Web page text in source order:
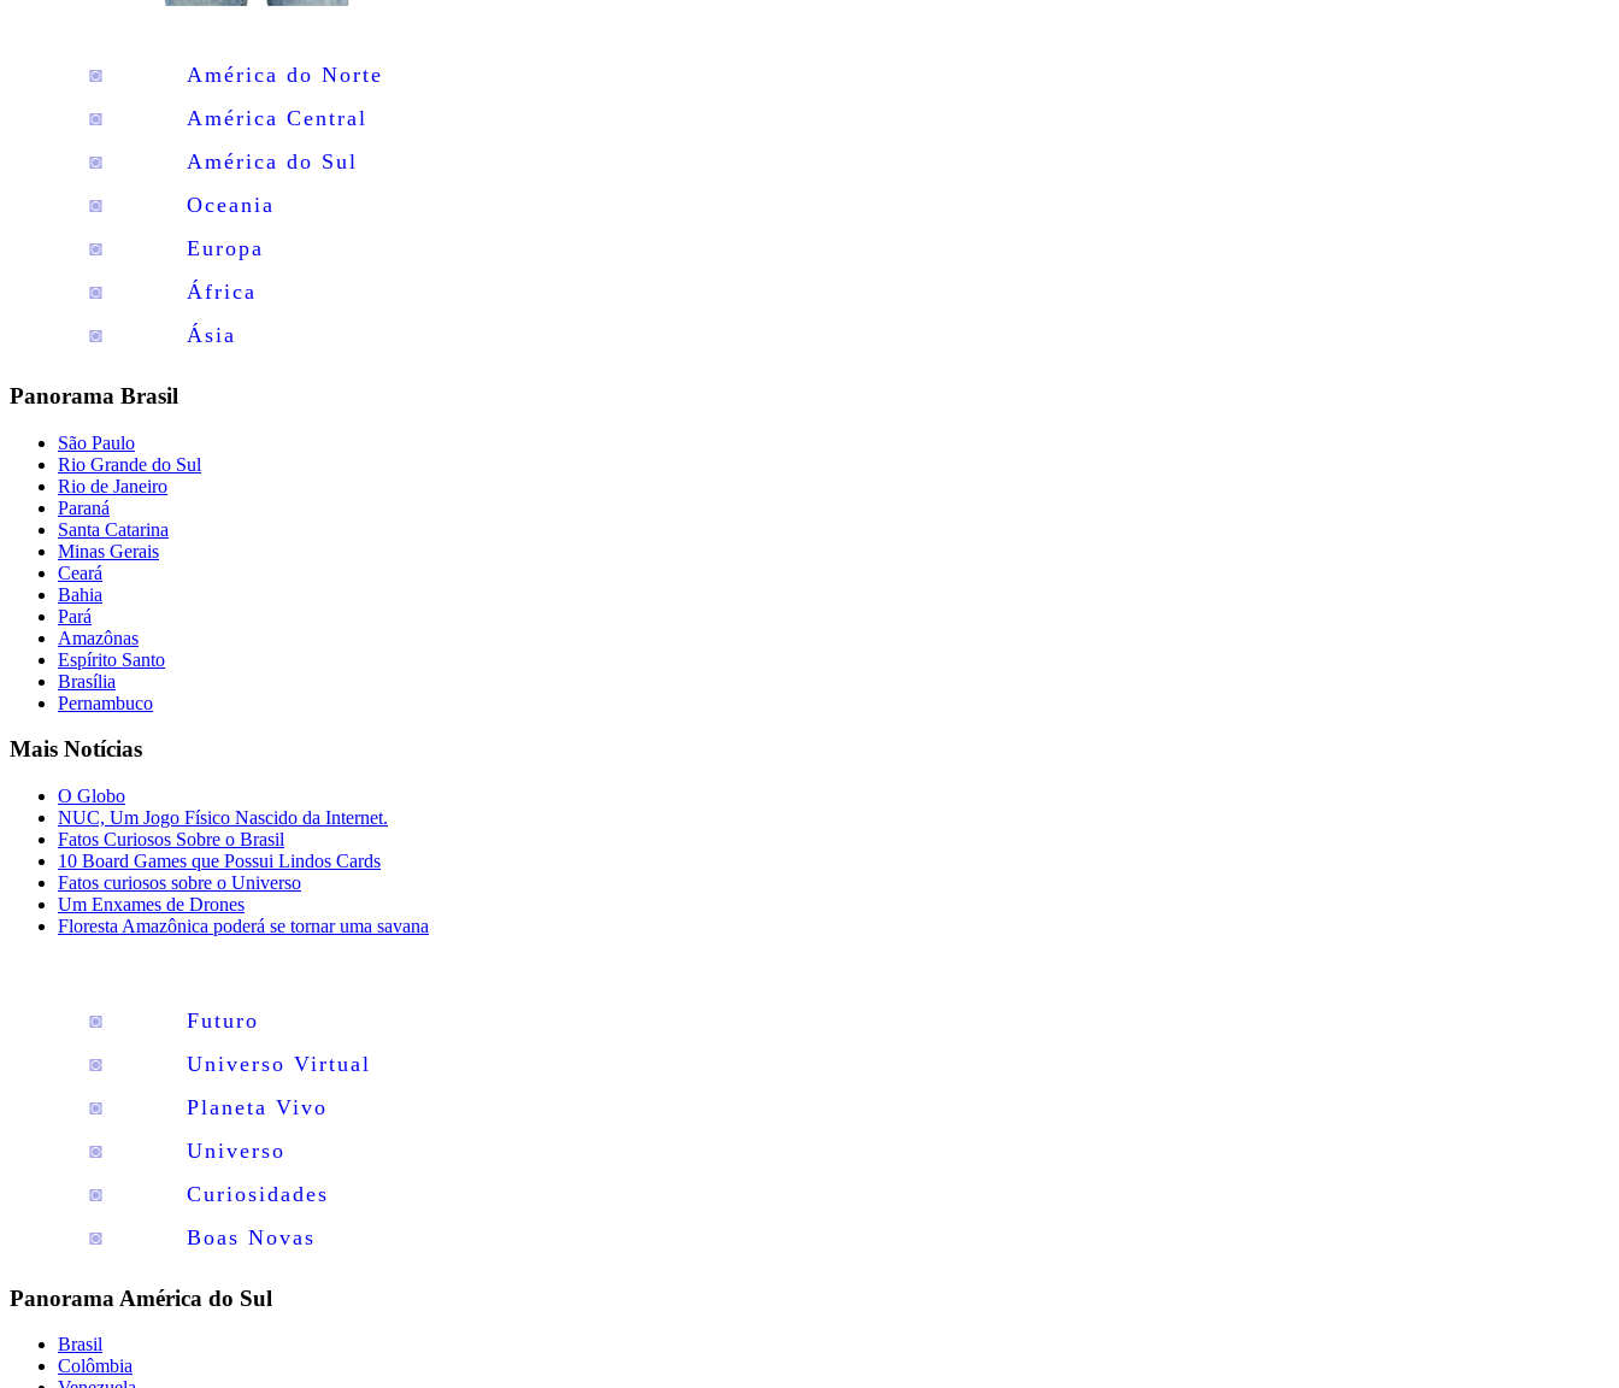
◙
América do Norte
◙
América Central
◙
América do Sul
◙
Oceania
◙
Europa
◙
África
◙
Ásia
Panorama Brasil
São Paulo
Rio Grande do Sul
Rio de Janeiro
Paraná
Santa Catarina
Minas Gerais
Ceará
Bahia
Pará
Amazônas
Espírito Santo
Brasília
Pernambuco
Mais Notícias
O Globo
NUC, Um Jogo Físico Nascido da Internet.
Fatos Curiosos Sobre o Brasil
10 Board Games que Possui Lindos Cards
Fatos curiosos sobre o Universo
Um Enxames de Drones
Floresta Amazônica poderá se tornar uma savana
◙
Futuro
◙
Universo Virtual
◙
Planeta Vivo
◙
Universo
◙
Curiosidades
◙
Boas Novas
Panorama América do Sul
Brasil
Colômbia